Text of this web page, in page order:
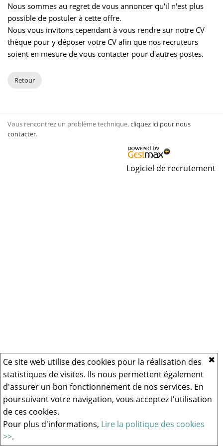
Ce site web utilise des cookies pour la réalisation des
statistiques de visites. Ils nous permettent également
d'assurer un bon fonctionnement de nos services. En
poursuivant votre navigation, vous acceptez l'utilisation
de ces cookies.
Pour plus d'informations, Lire la politique des cookies
>>.
Nous sommes au regret de vous annoncer qu'il n'est plus
possible de postuler à cette offre.
Nous vous invitons cependant à vous rendre sur notre CV
thèque pour y déposer votre CV afin que nos recruteurs
soient en mesure de vous contacter pour d'autres postes.
Retour
Vous rencontrez un problème technique,cliquez ici pour nous
contacter.
Logiciel de recrutement